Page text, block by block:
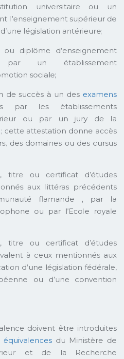
universitaire ou un
l’enseignement supérieur de
législation antérieure;
diplôme d’enseignement
par un établissement
sociale;
de succès à un des examens
par les établissements
ou par un jury de la
cette attestation donne accès
des domaines ou des cursus
titre ou certificat d’études
aux littéras précédents
flamande , par la
ou par l’Ecole royale
titre ou certificat d’études
à ceux mentionnés aux
d’une législation fédérale,
ou d’une convention
doivent être introduites
équivalences du Ministère de
et de la Recherche